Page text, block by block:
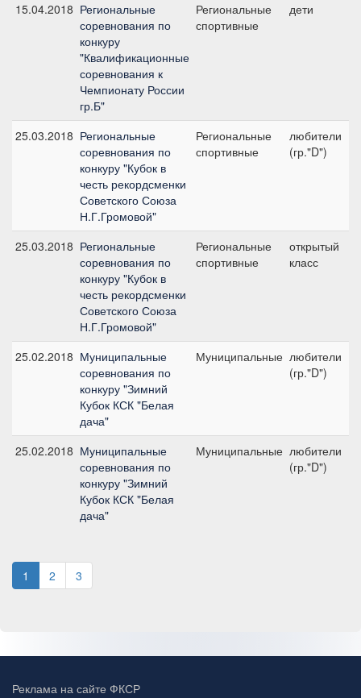
15.04.2018 Региональные
соревнования по
конкуру
"Квалификационные
соревнования к
Чемпионату России
гр.Б"
Региональные
спортивные
дети
25.03.2018 Региональные
соревнования по
конкуру "Кубок в
честь рекордсменки
Советского Союза
Н.Г.Громовой"
Региональные
спортивные
любители
(гр."D")
25.03.2018 Региональные
соревнования по
конкуру "Кубок в
честь рекордсменки
Советского Союза
Н.Г.Громовой"
Региональные
спортивные
открытый
класс
25.02.2018 Муниципальные
соревнования по
конкуру "Зимний
Кубок КСК "Белая
дача"
Муниципальные любители
(гр."D")
25.02.2018 Муниципальные
соревнования по
конкуру "Зимний
Кубок КСК "Белая
дача"
Муниципальные любители
(гр."D")
1 2 3
Реклама на сайте ФКСР